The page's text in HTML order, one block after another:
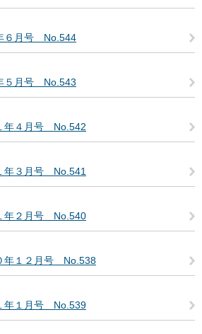
６月号 No.544
５月号 No.543
年４月号 No.542
年３月号 No.541
年２月号 No.540
年１２月号 No.538
年１月号 No.539